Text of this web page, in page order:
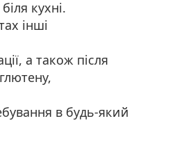
кухні.
інші
а також після
в будь-який